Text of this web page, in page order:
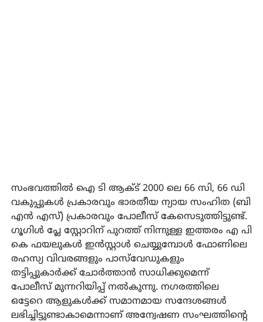
സംഭവത്തിൽ ഐ ടി ആക്ട് 2000 ലെ 66 സി, 66 ഡി
വകുപ്പുകൾ പ്രകാരവും ഭാരതീയ ന്യായ സംഹിത (ബി
എൻ എസ്) പ്രകാരവും പോലീസ് കേസെടുത്തിട്ടുണ്ട്.
ഗൂഗിൾ പ്ലേ സ്റ്റോറിന് പുറത്ത് നിന്നുള്ള ഇത്തരം എ പി
കെ ഫയലുകൾ ഇൻസ്റ്റാൾ ചെയ്യുമ്പോൾ ഫോണിലെ
രഹസ്യ വിവരങ്ങളും പാസ്‌വേഡുകളും
തട്ടിപ്പുകാർക്ക് ചോർത്താൻ സാധിക്കുമെന്ന്
പോലീസ് മുന്നറിയിപ്പ് നൽകുന്നു. നഗരത്തിലെ
ഒട്ടേറെ ആളുകൾക്ക് സമാനമായ സന്ദേശങ്ങൾ
ലഭിച്ചിട്ടുണ്ടാകാമെന്നാണ് അന്വേഷണ സംഘത്തിന്റെ